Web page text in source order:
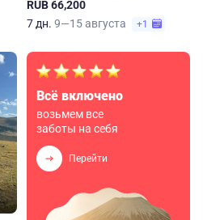
RUB 66,200
7 дн. 9—15 августа +1
Всё включено
возьмем все
заботы на себя
Перейти